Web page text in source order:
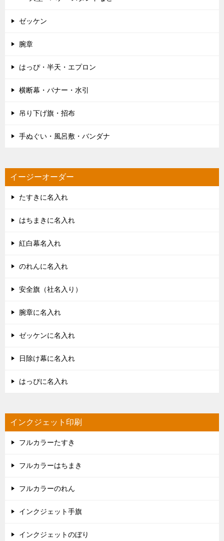
ゼッケン
腕章
はっぴ・半天・エプロン
横断幕・バナー・水引
吊り下げ旗・招布
手ぬぐい・風呂敷・バンダナ
イージーオーダー
たすきに名入れ
はちまきに名入れ
紅白幕名入れ
のれんに名入れ
安全旗（社名入り）
腕章に名入れ
ゼッケンに名入れ
日除け幕に名入れ
はっぴに名入れ
インクジェット印刷
フルカラーたすき
フルカラーはちまき
フルカラーのれん
インクジェット手旗
インクジェットのぼり